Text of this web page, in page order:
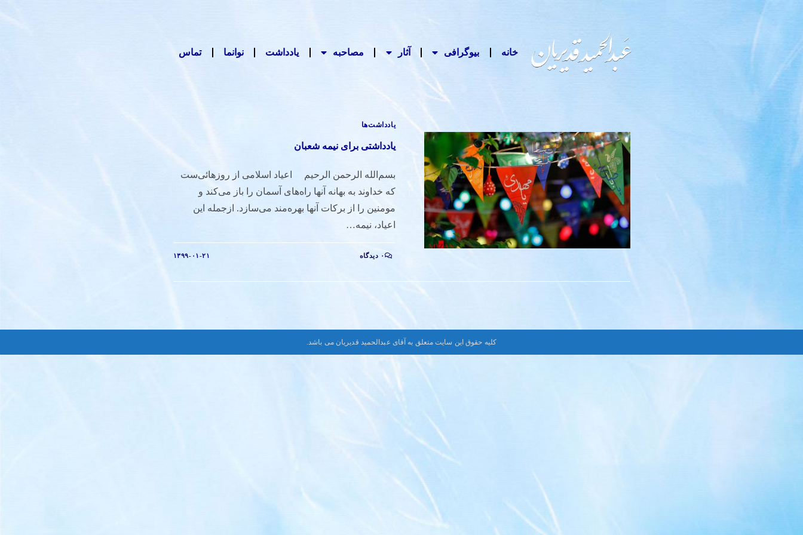
خانه بیوگرافی آثار مصاحبه‌ یادداشت‌ نوانما تماس
یادداشت‌ها
یادداشتی برای نیمه شعبان
بسم‌الله الرحمن الرحیم اعیاد اسلامی از روزهائی‌ست
که خداوند به بهانه آنها راه­‌های آسمان را باز می‌­کند و
مومنین را از برکات آنها بهره‌مند می­‌سازد. ازجمله این
اعیاد، نیمه…
۰ دیدگاه ۱۳۹۹-۰۱-۲۱
کلیه حقوق این سایت متعلق به آقای عبدالحمید قدیریان می باشد.